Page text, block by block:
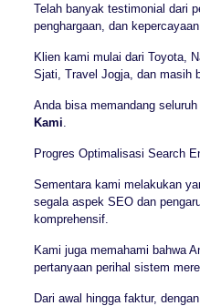
Telah banyak testimonial dari
penghargaan, dan
Klien kami mulai dari Toyota,
Sjati, Travel Jogja, dan masih
Anda bisa memandang
Kami
Progres Optimalisasi Search
Sementara kami melakukan
segala aspek SEO dan
komprehensif.
Kami juga memahami bahwa
pertanyaan perihal sistem
Dari awal hingga faktur,